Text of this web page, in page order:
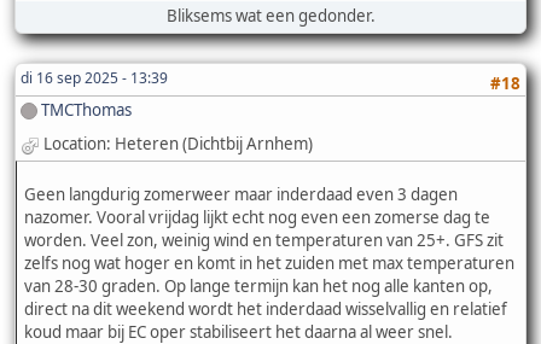
Bliksems wat een gedonder.
di 16 sep 2025 - 13:39
#18
TMCThomas
Location: Heteren (Dichtbij Arnhem)
Geen langdurig zomerweer maar inderdaad even 3 dagen
nazomer. Vooral vrijdag lijkt echt nog even een zomerse dag te
worden. Veel zon, weinig wind en temperaturen van 25+. GFS zit
zelfs nog wat hoger en komt in het zuiden met max temperaturen
van 28-30 graden. Op lange termijn kan het nog alle kanten op,
direct na dit weekend wordt het inderdaad wisselvallig en relatief
koud maar bij EC oper stabiliseert het daarna al weer snel.